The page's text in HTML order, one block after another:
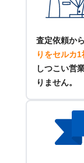
査定依頼か
りをセルカ
しつこい営
りません。